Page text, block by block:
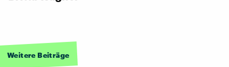
Weitere Beiträge